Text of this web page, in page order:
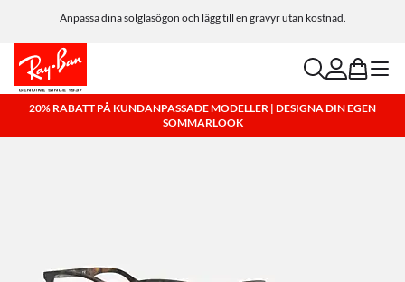
Anpassa dina solglasögon och lägg till en gravyr utan kostnad.
searchaccount
bag menu
20% RABATT PÅ KUNDANPASSADE MODELLER | DESIGNA DIN EGEN
SOMMARLOOK